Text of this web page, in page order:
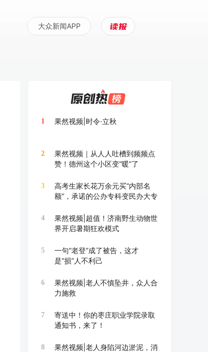
大众新闻APP
1 果然视频|时令·立秋
2
果然视频｜从人人吐槽到频频点
赞！德州这个小区变“暖”了
3
高考生家长花万余元买“内部名
额”，承诺的公办专科变民办大专
4
果然视频|超值！济南野生动物世
界开启暑期狂欢模式
5
一句“老登”成了被告，这才
是“损”人不利己
6
果然视频|老人不慎坠井，众人合
力施救
7
寄送中！你的枣庄职业学院录取
通知书，来了！
8
果然视频|老人身陷河边淤泥，消